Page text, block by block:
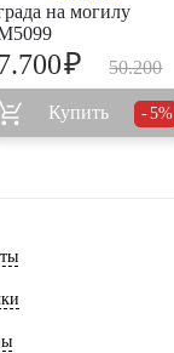
на могилу
50.200
₽
Купить 5%